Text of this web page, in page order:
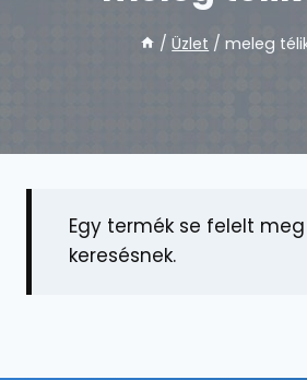
/ Üzlet / meleg
Egy termék se felelt
keresésnek.